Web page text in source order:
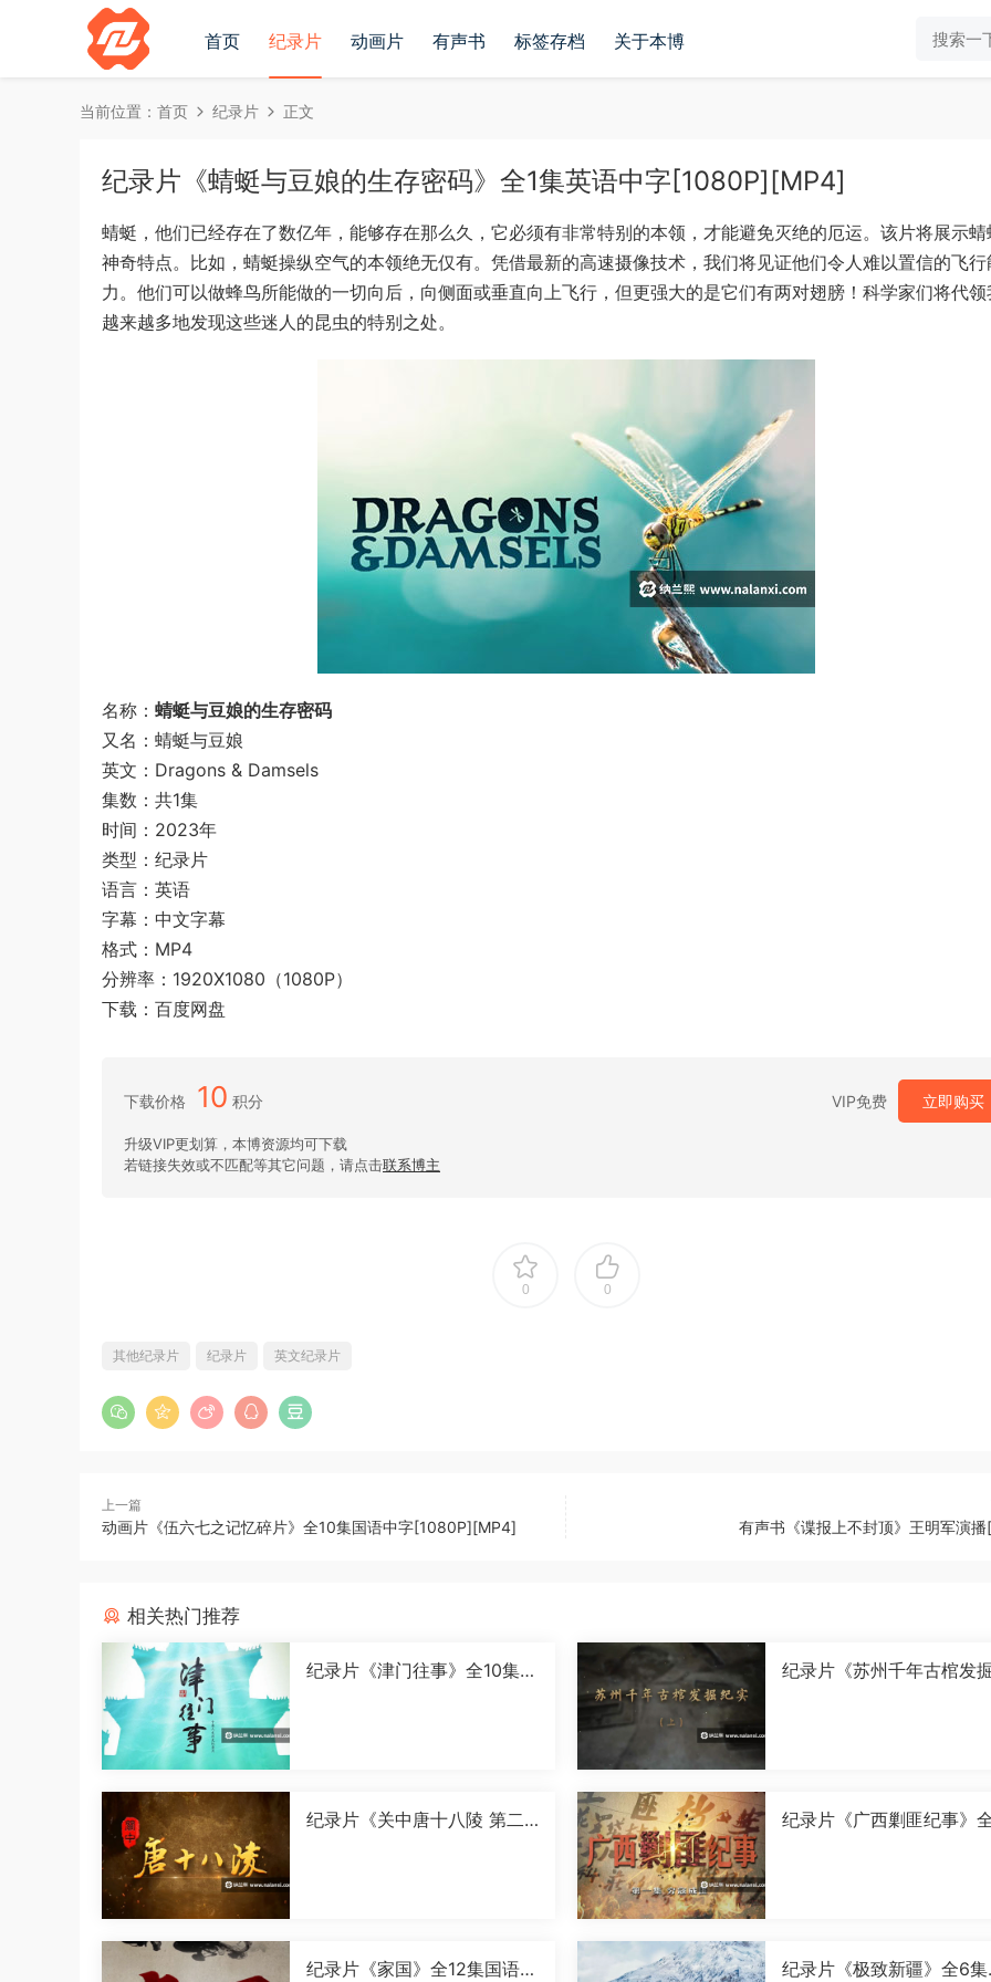
首页 纪录片 动画片 有声书 标签存档 关于本博
当前位置： 首页 纪录片 正文
纪录片《蜻蜓与豆娘的生存密码》全1集英语中字[1080P][MP4]
蜻蜓，他们已经存在了数亿年，能够存在那么久，它必须有非常特别的本领，才能避免灭绝的厄运。该片将展示蜻
神奇特点。比如，蜻蜓操纵空气的本领绝无仅有。凭借最新的高速摄像技术，我们将见证他们令人难以置信的飞行
力。他们可以做蜂鸟所能做的一切向后，向侧面或垂直向上飞行，但更强大的是它们有两对翅膀！科学家们将代领
越来越多地发现这些迷人的昆虫的特别之处。
名称： 蜻蜓与豆娘的生存密码
又名：蜻蜓与豆娘
英文：Dragons & Damsels
集数：共1集
时间：2023年
类型：纪录片
语言：英语
字幕：中文字幕
格式：MP4
分辨率：1920X1080（1080P）
下载：百度网盘
下载价格 10 积分 VIP免费 立即购买
升级VIP更划算，本博资源均可下载
若链接失效或不匹配等其它问题，请点击联系博主
0 0
其他纪录片 纪录片 英文纪录片
上一篇
动画片《伍六七之记忆碎片》全10集国语中字[1080P][MP4] 有声书《谍报上不封顶》王明军演
相关热门推荐
纪录片《津门往事》全10集国
纪录片《苏州千年古棺发
纪录片《关中唐十八陵 第二
纪录片《广西剿匪纪事》
纪录片《家国》全12集国语中
纪录片《极致新疆》全6集